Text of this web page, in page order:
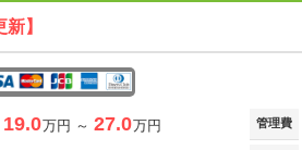
】
19.0万円 ～ 27.0万円 管理費